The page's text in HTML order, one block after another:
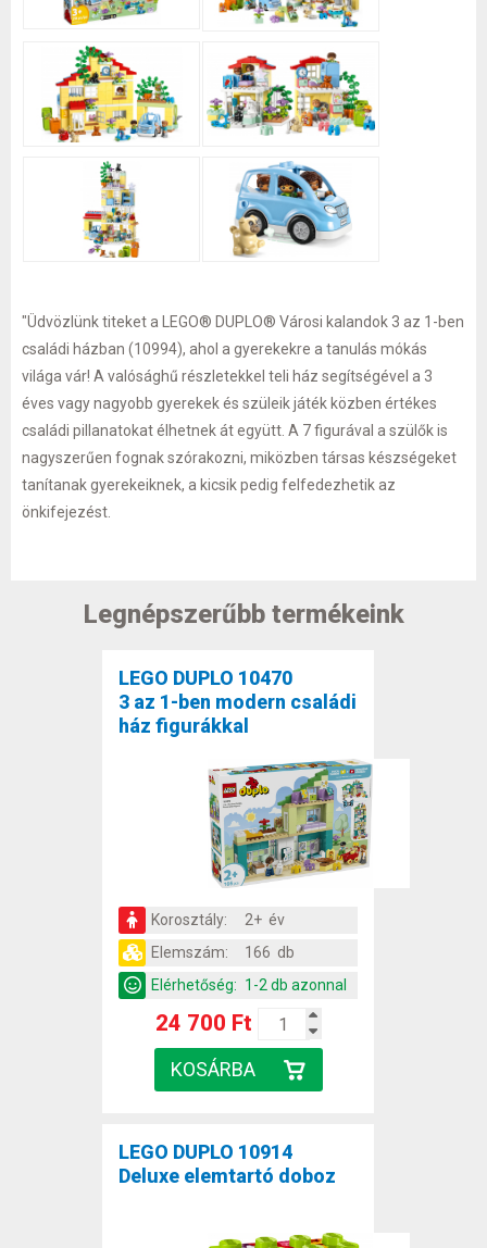
"Üdvözlünk titeket a LEGO® DUPLO® Városi kalandok 3 az 1-ben
családi házban (10994), ahol a gyerekekre a tanulás mókás
világa vár! A valósághű részletekkel teli ház segítségével a 3
éves vagy nagyobb gyerekek és szüleik játék közben értékes
családi pillanatokat élhetnek át együtt. A 7 figurával a szülők is
nagyszerűen fognak szórakozni, miközben társas készségeket
tanítanak gyerekeiknek, a kicsik pedig felfedezhetik az
önkifejezést.
Legnépszerűbb termékeink
LEGO DUPLO 10470
3 az 1-ben modern családi
ház figurákkal
Korosztály:
2+ év
Elemszám:
166 db
Elérhetőség: 1-2 db azonnal
24 700 Ft
LEGO DUPLO 10914
Deluxe elemtartó doboz